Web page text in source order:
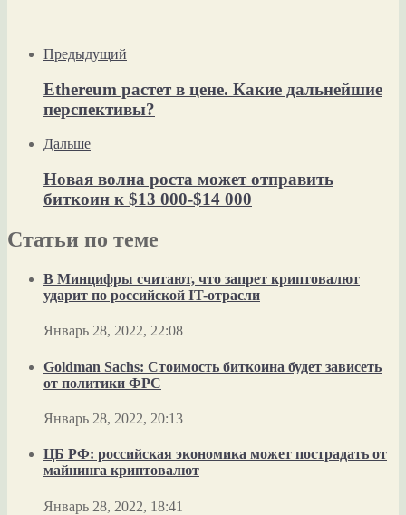
Предыдущий
Ethereum растет в цене. Какие дальнейшие
перспективы?
Дальше
Новая волна роста может отправить
биткоин к $13 000-$14 000
Статьи по теме
В Минцифры считают, что запрет криптовалют
ударит по российской IT-отрасли
Январь 28, 2022, 22:08
Goldman Sachs: Стоимость биткоина будет зависеть
от политики ФРС
Январь 28, 2022, 20:13
ЦБ РФ: российская экономика может пострадать от
майнинга криптовалют
Январь 28, 2022, 18:41